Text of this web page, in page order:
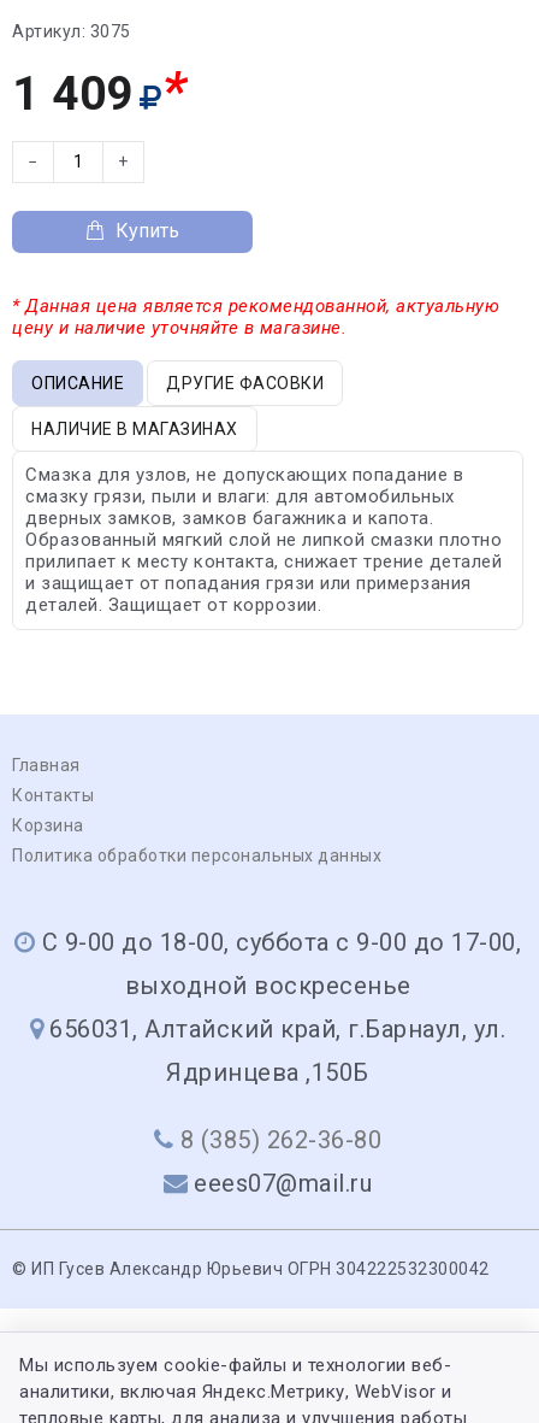
Артикул: 3075
1 409 *
− +
Купить
* Данная цена является рекомендованной, актуальную
цену и наличие уточняйте в магазине.
ОПИСАНИЕ ДРУГИЕ ФАСОВКИ
НАЛИЧИЕ В МАГАЗИНАХ
Смазка для узлов, не допускающих попадание в
смазку грязи, пыли и влаги: для автомобильных
дверных замков, замков багажника и капота.
Образованный мягкий слой не липкой смазки плотно
прилипает к месту контакта, снижает трение деталей
и защищает от попадания грязи или примерзания
деталей. Защищает от коррозии.
Главная
Контакты
Корзина
Политика обработки персональных данных
С 9-00 до 18-00, суббота с 9-00 до 17-00,
выходной воскресенье
656031, Алтайский край, г.Барнаул, ул.
Ядринцева ,150Б
8 (385) 262-36-80
eees07@mail.ru
© ИП Гусев Александр Юрьевич ОГРН 304222532300042
Мы используем cookie-файлы и технологии веб-
аналитики, включая Яндекс.Метрику, WebVisor и
тепловые карты, для анализа и улучшения работы